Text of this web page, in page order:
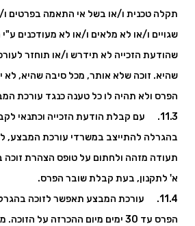
תקלה טכנית ו/או בשל אי התאמה בפרטים
שגויים ו/או לא מלאים ו/או לא מעודכנים
שהודעת הזכייה לא תידרש ו/או תוחזר
שהיא. זוכה שלא אותר, מכל סיבה שהיא, לא
הפרס ולא תהיה לו כל טענה כנגד עורכת
11.3. עם קבלת הודעת הזכייה וכתנאי
בהגרלה להתייצב במשרדי עורכת המבצע,
תעודה מזהה ולחתום על טופס הצהרת זוכה
א' לתקנון, בעת קבלת שובר הפרס.
11.4. עורכת המבצע תאפשר לזוכה
הפרס עד 30 ימים מיום ההכרזה על